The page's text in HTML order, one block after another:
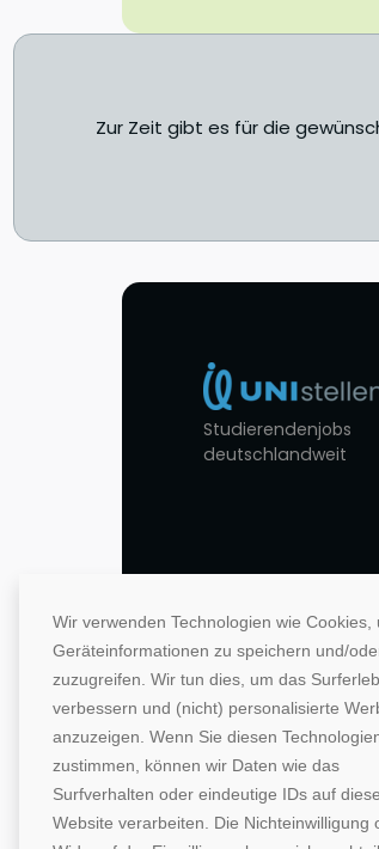
Wir verwenden Technologien wie Cookies,
Geräteinformationen zu speichern und/
zuzugreifen. Wir tun dies, um das
verbessern und (nicht) personalisierte
anzuzeigen. Wenn Sie diesen
zustimmen, können wir Daten wie das
Surfverhalten oder eindeutige IDs auf
Website verarbeiten. Die Nichteinwilligung
Zur Zeit gibt es für die
Studierendenjobs
deutschlandweit